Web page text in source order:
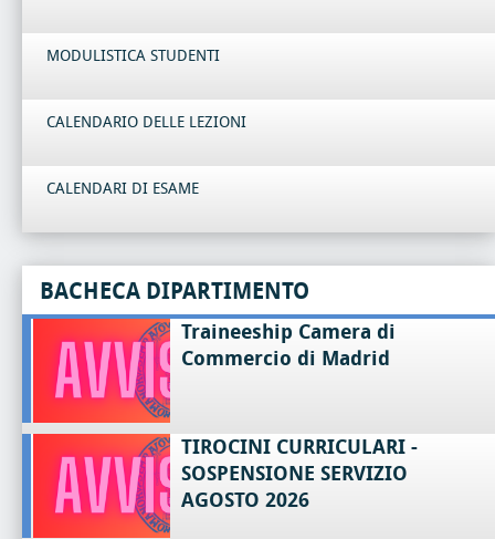
MODULISTICA STUDENTI
CALENDARIO DELLE LEZIONI
CALENDARI DI ESAME
BACHECA DIPARTIMENTO
Traineeship Camera di
Commercio di Madrid
TIROCINI CURRICULARI -
SOSPENSIONE SERVIZIO
AGOSTO 2026